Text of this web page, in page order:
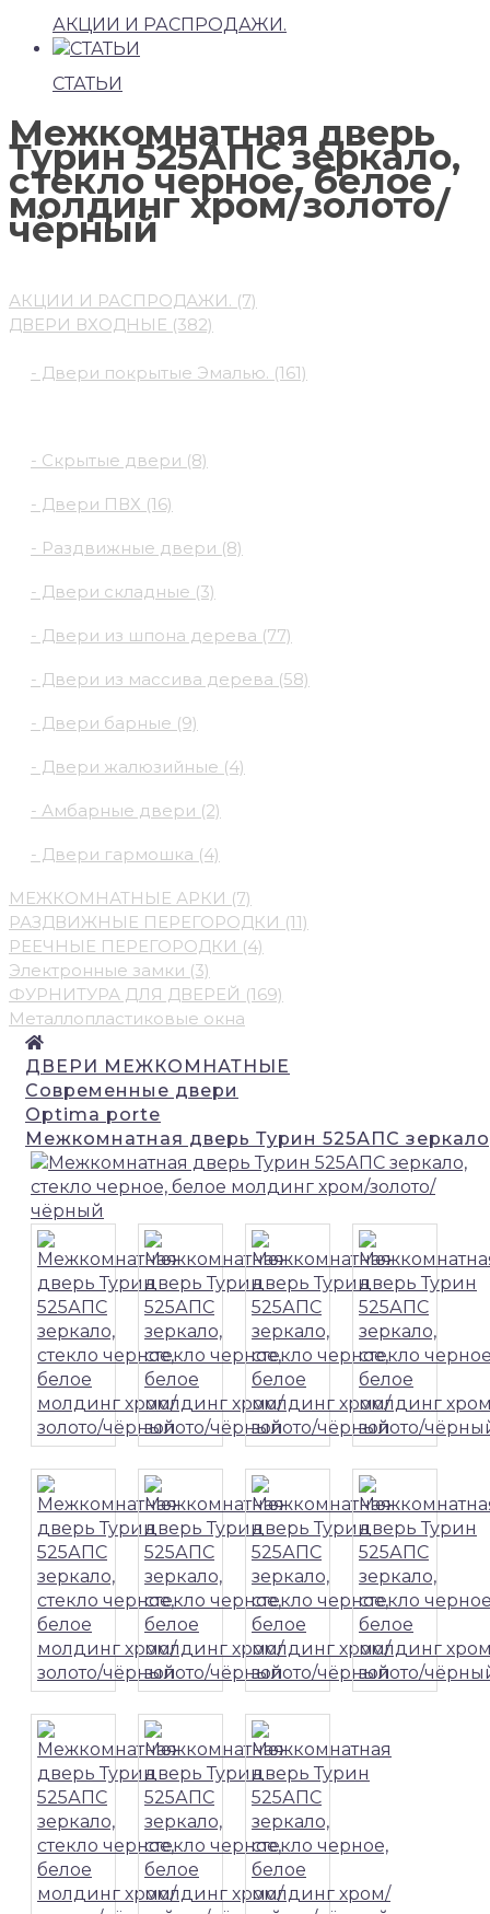
АКЦИИ И РАСПРОДАЖИ.
СТАТЬИ
Межкомнатная дверь
Турин 525АПС зеркало,
стекло черное, белое
молдинг хром/золото/
чёрный
АКЦИИ И РАСПРОДАЖИ. (7)
ДВЕРИ ВХОДНЫЕ (382)
- Двери покрытые Эмалью. (161)
- Скрытые двери (8)
- Двери ПВХ (16)
- Раздвижные двери (8)
- Двери складные (3)
- Двери из шпона дерева (77)
- Двери из массива дерева (58)
- Двери барные (9)
- Двери жалюзийные (4)
- Амбарные двери (2)
- Двери гармошка (4)
МЕЖКОМНАТНЫЕ АРКИ (7)
РАЗДВИЖНЫЕ ПЕРЕГОРОДКИ (11)
РЕЕЧНЫЕ ПЕРЕГОРОДКИ (4)
Электронные замки (3)
ФУРНИТУРА ДЛЯ ДВЕРЕЙ (169)
Металлопластиковые окна
ДВЕРИ МЕЖКОМНАТНЫЕ
Современные двери
Optima porte
Межкомнатная дверь Турин 525АПС